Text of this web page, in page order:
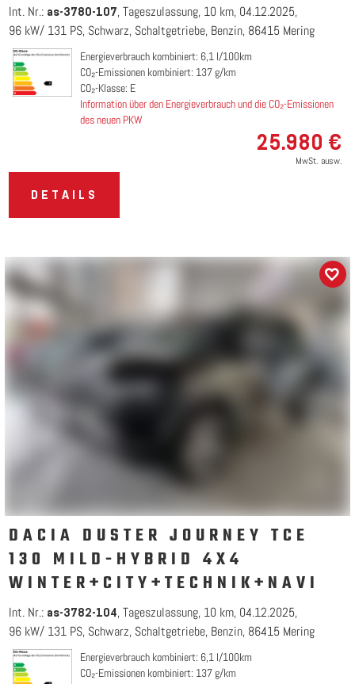
Int. Nr.: as-3780-107 Tageszulassung 10 km 04.12.2025
96 kW/ 131 PS Schwarz Schaltgetriebe Benzin 86415 Mering
Energieverbrauch kombiniert: 6,1 l/100km
CO₂-Emissionen kombiniert: 137 g/km
CO₂-Klasse: E
Information über den Energieverbrauch und die CO₂-Emissionen
des neuen PKW
25.980 €
MwSt. ausw.
DETAILS
DACIA DUSTER JOURNEY TCE
130 MILD-HYBRID 4X4
WINTER+CITY+TECHNIK+NAVI
Int. Nr.: as-3782-104 Tageszulassung 10 km 04.12.2025
96 kW/ 131 PS Schwarz Schaltgetriebe Benzin 86415 Mering
Energieverbrauch kombiniert: 6,1 l/100km
CO₂-Emissionen kombiniert: 137 g/km